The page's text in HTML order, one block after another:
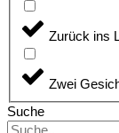
Zurück ins
Zwei
Suche